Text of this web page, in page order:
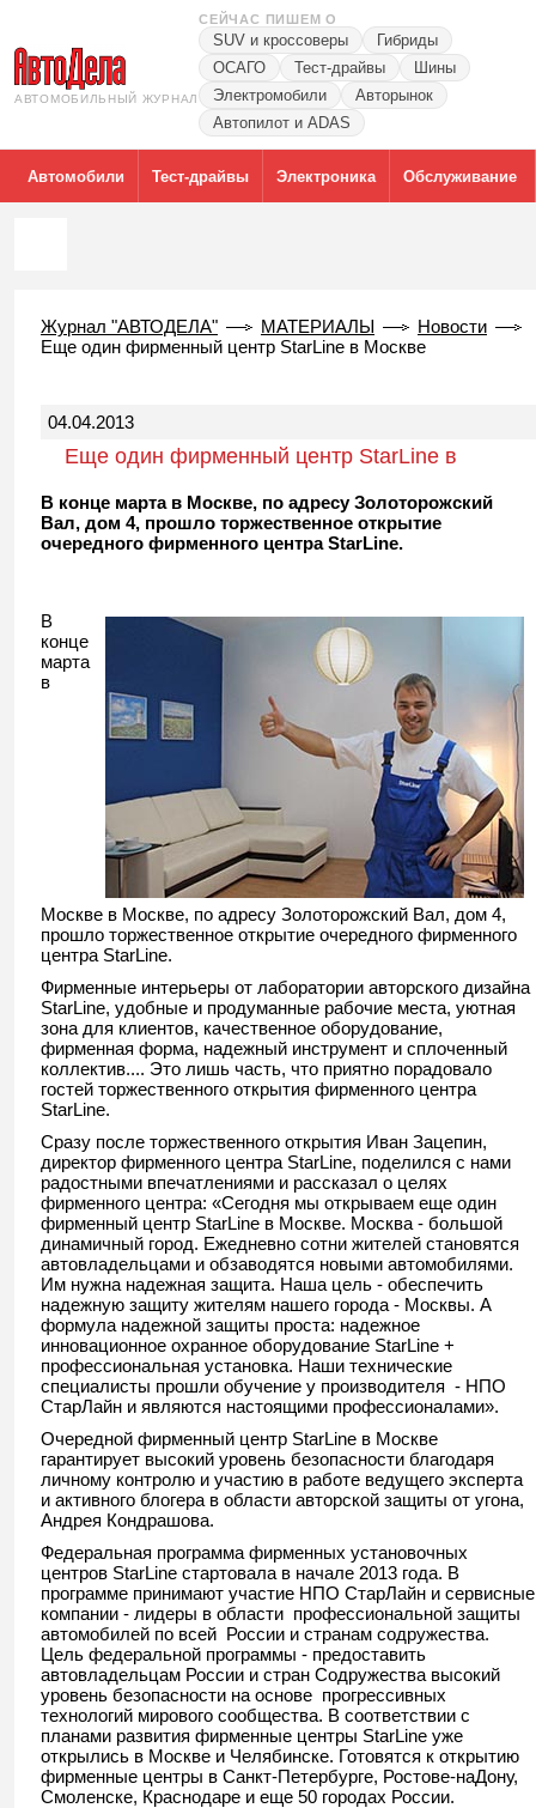
АВТОМОБИЛЬНЫЙ ЖУРНАЛ
СЕЙЧАС ПИШЕМ О
SUV и кроссоверы
Гибриды
ОСАГО
Тест-драйвы
Шины
Электромобили
Авторынок
Автопилот и ADAS
Автомобили Тест-драйвы Электроника Обслуживание
Журнал "АВТОДЕЛА" МАТЕРИАЛЫ
Новости
Еще один фирменный центр StarLine в Москве
04.04.2013
Еще один фирменный центр StarLine в
В конце марта в Москве, по адресу Золоторожский
Вал, дом 4, прошло торжественное открытие
очередного фирменного центра StarLine.
В
конце
марта
в
Москве в Москве, по адресу Золоторожский Вал, дом 4,
прошло торжественное открытие очередного фирменного
центра StarLine.
Фирменные интерьеры от лаборатории авторского дизайна
StarLine, удобные и продуманные рабочие места, уютная
зона для клиентов, качественное оборудование,
фирменная форма, надежный инструмент и сплоченный
коллектив.... Это лишь часть, что приятно порадовало
гостей торжественного открытия фирменного центра
StarLine.
Сразу после торжественного открытия Иван Зацепин,
директор фирменного центра StarLine, поделился с нами
радостными впечатлениями и рассказал о целях
фирменного центра: «Сегодня мы открываем еще один
фирменный центр StarLine в Москве. Москва - большой
динамичный город. Ежедневно сотни жителей становятся
автовладельцами и обзаводятся новыми автомобилями.
Им нужна надежная защита. Наша цель - обеспечить
надежную защиту жителям нашего города - Москвы. А
формула надежной защиты проста: надежное
инновационное охранное оборудование StarLine +
профессиональная установка. Наши технические
специалисты прошли обучение у производителя - НПО
СтарЛайн и являются настоящими профессионалами».
Очередной фирменный центр StarLine в Москве
гарантирует высокий уровень безопасности благодаря
личному контролю и участию в работе ведущего эксперта
и активного блогера в области авторской защиты от угона,
Андрея Кондрашова.
Федеральная программа фирменных установочных
центров StarLine стартовала в начале 2013 года. В
программе принимают участие НПО СтарЛайн и сервисные
компании - лидеры в области профессиональной защиты
автомобилей по всей России и странам содружества.
Цель федеральной программы - предоставить
автовладельцам России и стран Содружества высокий
уровень безопасности на основе прогрессивных
технологий мирового сообщества. В соответствии с
планами развития фирменные центры StarLine уже
открылись в Москве и Челябинске. Готовятся к открытию
фирменные центры в Санкт-Петербурге, Ростове-наДону,
Смоленске, Краснодаре и еще 50 городах России.